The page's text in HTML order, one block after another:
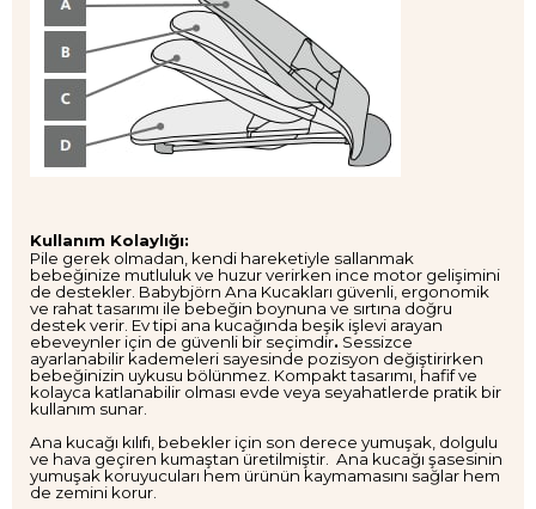
Kullanım Kolaylığı:
Pile gerek olmadan, kendi hareketiyle sallanmak
bebeğinize mutluluk ve huzur verirken ince motor gelişimini
de destekler. Babybjörn Ana Kucakları güvenli, ergonomik
ve rahat tasarımı ile bebeğin boynuna ve sırtına doğru
destek verir. Ev tipi ana kucağında beşik işlevi arayan
ebeveynler için de güvenli bir seçimdir. Sessizce
ayarlanabilir kademeleri sayesinde pozisyon değiştirirken
bebeğinizin uykusu bölünmez. Kompakt tasarımı, hafif ve
kolayca katlanabilir olması evde veya seyahatlerde pratik bir
kullanım sunar.
Ana kucağı kılıfı, bebekler için son derece yumuşak, dolgulu
ve hava geçiren kumaştan üretilmiştir. Ana kucağı şasesinin
yumuşak koruyucuları hem ürünün kaymamasını sağlar hem
de zemini korur.